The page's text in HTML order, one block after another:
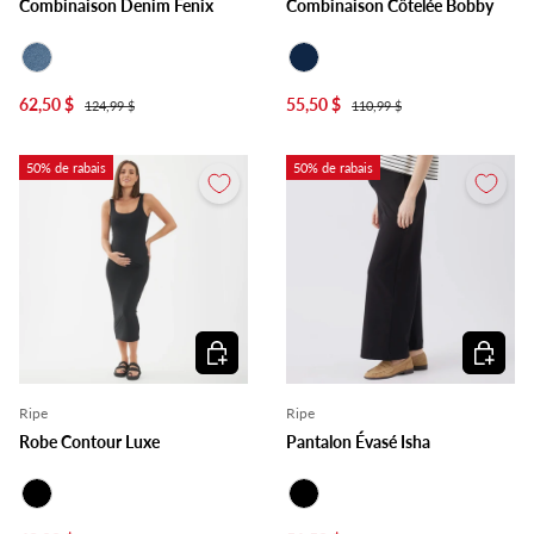
Combinaison Denim Fenix
62,50 $
124,99 $
Combinaison Côtelée Bobby
55,50 $
110,99 $
50% de rabais
Ripe
Robe Contour Luxe
Choisir les options
50% de rabais
Ripe
Pantalon Évasé Isha
Choisir